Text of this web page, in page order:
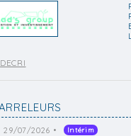
DECRI
29/07/2026 • Intérim